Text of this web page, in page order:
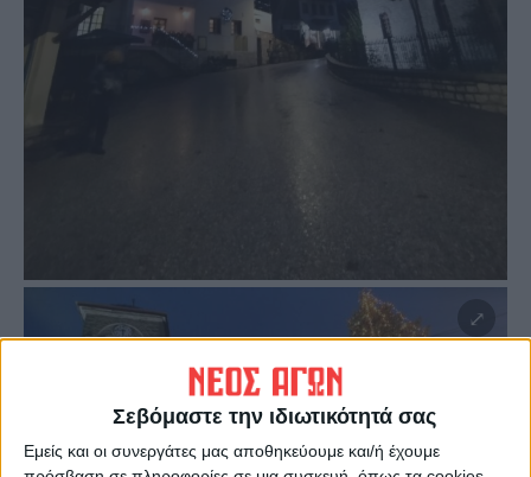
Σεβόμαστε την ιδιωτικότητά σας
Εμείς και οι συνεργάτες μας αποθηκεύουμε και/ή έχουμε